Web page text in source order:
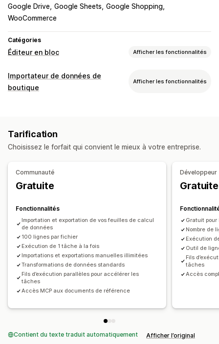
Google Drive Google Sheets Google Shopping
WooCommerce
Catégories
Éditeur en bloc Afficher les fonctionnalités
Ressources modifiables
Produits
Actions
Suppression groupée Mises à jour SEO
Importation et exportation de fichiers CSV
Migration de données
Synchronisation des données
Tâches programmées
Importateur de données de
boutique
Afficher les fonctionnalités
Synchronisation des commandes
Synchronisation des produits
Synchronisation programmée
Exportation groupée
Exportation programmée
Importation programmée
FTP/SFTP Prise en charge des fichiers volumineux
CSV
Mises à jour groupées
Collections
Réductions
Stock Champs méta Commandes
Produits
Changer de plateforme
Tarification
Choisissez le forfait qui convient le mieux à votre entreprise.
Communauté
Gratuite
Fonctionnalités
Importation et exportation de vos feuilles de calcul
de données
100 lignes par fichier
Exécution de 1 tâche à la fois
Importations et exportations manuelles illimitées
Transformations de données standards
Fils d’exécution parallèles pour accélérer les
tâches
Accès MCP aux documents de référence
Développeur
Gratuite
Gratuit
Nombre de
Exécution
Outil de
Fils
tâches
Accès
Contient du texte traduit automatiquement Afficher l’original